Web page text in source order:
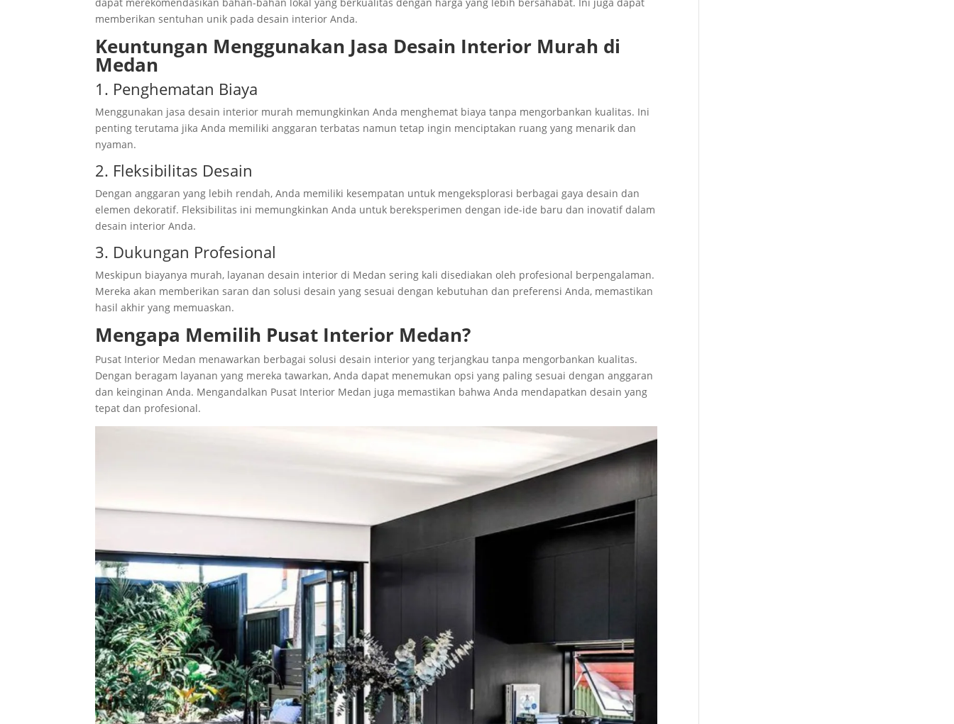
memberikan sentuhan unik pada desain interior Anda.
Keuntungan Menggunakan Jasa Desain Interior Murah di
Medan
1. Penghematan Biaya
Menggunakan jasa desain interior murah memungkinkan Anda menghemat biaya tanpa mengorbankan kualitas. Ini
penting terutama jika Anda memiliki anggaran terbatas namun tetap ingin menciptakan ruang yang menarik dan
nyaman.
2. Fleksibilitas Desain
Dengan anggaran yang lebih rendah, Anda memiliki kesempatan untuk mengeksplorasi berbagai gaya desain dan
elemen dekoratif. Fleksibilitas ini memungkinkan Anda untuk bereksperimen dengan ide-ide baru dan inovatif dalam
desain interior Anda.
3. Dukungan Profesional
Meskipun biayanya murah, layanan desain interior di Medan sering kali disediakan oleh profesional berpengalaman.
Mereka akan memberikan saran dan solusi desain yang sesuai dengan kebutuhan dan preferensi Anda, memastikan
hasil akhir yang memuaskan.
Mengapa Memilih Pusat Interior Medan?
Pusat Interior Medan menawarkan berbagai solusi desain interior yang terjangkau tanpa mengorbankan kualitas.
Dengan beragam layanan yang mereka tawarkan, Anda dapat menemukan opsi yang paling sesuai dengan anggaran
dan keinginan Anda. Mengandalkan Pusat Interior Medan juga memastikan bahwa Anda mendapatkan desain yang
tepat dan profesional.